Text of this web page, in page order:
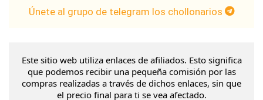
Únete al grupo de telegram los chollonarios
Este sitio web utiliza enlaces de afiliados. Esto significa
que podemos recibir una pequeña comisión por las
compras realizadas a través de dichos enlaces, sin que
el precio final para ti se vea afectado.